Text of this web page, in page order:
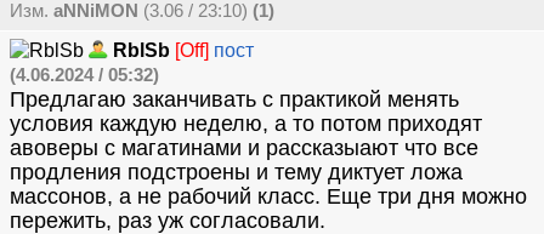
Изм. aNNiMON (3.06 / 23:10) (1)
RblSb [Off] пост
(4.06.2024 / 05:32)
Предлагаю заканчивать с практикой менять
условия каждую неделю, а то потом приходят
авоверы с магатинами и рассказыают что все
продления подстроены и тему диктует ложа
массонов, а не рабочий класс. Еще три дня можно
пережить, раз уж согласовали.